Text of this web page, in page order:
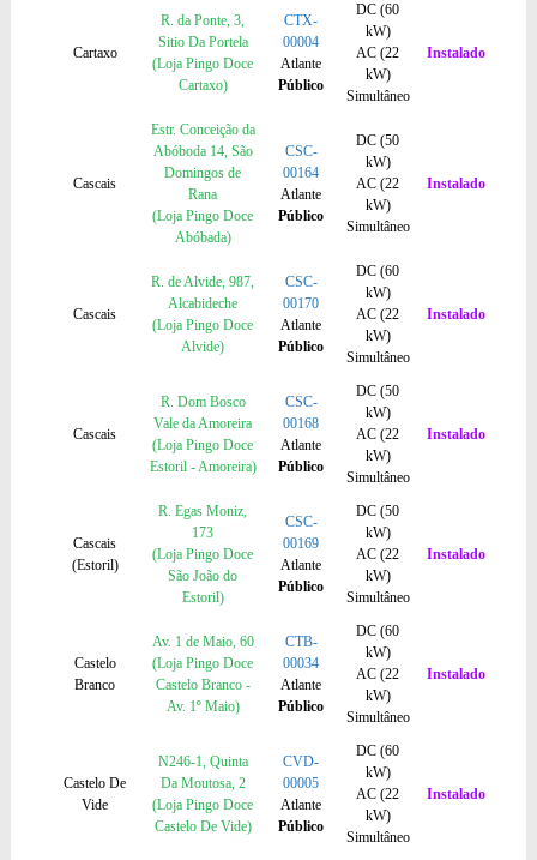
Cartaxo
R. da Ponte, 3,
Sitio Da Portela
(Loja Pingo Doce
Cartaxo)
CTX-
00004
Atlante
Público
DC (60
kW)
AC (22
kW)
Simultâneo
Instalado
Cascais
Estr. Conceição da
Abóboda 14, São
Domingos de
Rana
(Loja Pingo Doce
Abóbada)
CSC-
00164
Atlante
Público
DC (50
kW)
AC (22
kW)
Simultâneo
Instalado
Cascais
R. de Alvide, 987,
Alcabideche
(Loja Pingo Doce
Alvide)
CSC-
00170
Atlante
Público
DC (60
kW)
AC (22
kW)
Simultâneo
Instalado
Cascais
R. Dom Bosco
Vale da Amoreira
(Loja Pingo Doce
Estoril - Amoreira)
CSC-
00168
Atlante
Público
DC (50
kW)
AC (22
kW)
Simultâneo
Instalado
Cascais
(Estoril)
R. Egas Moniz,
173
(Loja Pingo Doce
São João do
Estoril)
CSC-
00169
Atlante
Público
DC (50
kW)
AC (22
kW)
Simultâneo
Instalado
Castelo
Branco
Av. 1 de Maio, 60
(Loja Pingo Doce
Castelo Branco -
Av. 1º Maio)
CTB-
00034
Atlante
Público
DC (60
kW)
AC (22
kW)
Simultâneo
Instalado
Castelo De
Vide
N246-1, Quinta
Da Moutosa, 2
(Loja Pingo Doce
Castelo De Vide)
CVD-
00005
Atlante
Público
DC (60
kW)
AC (22
kW)
Simultâneo
Instalado